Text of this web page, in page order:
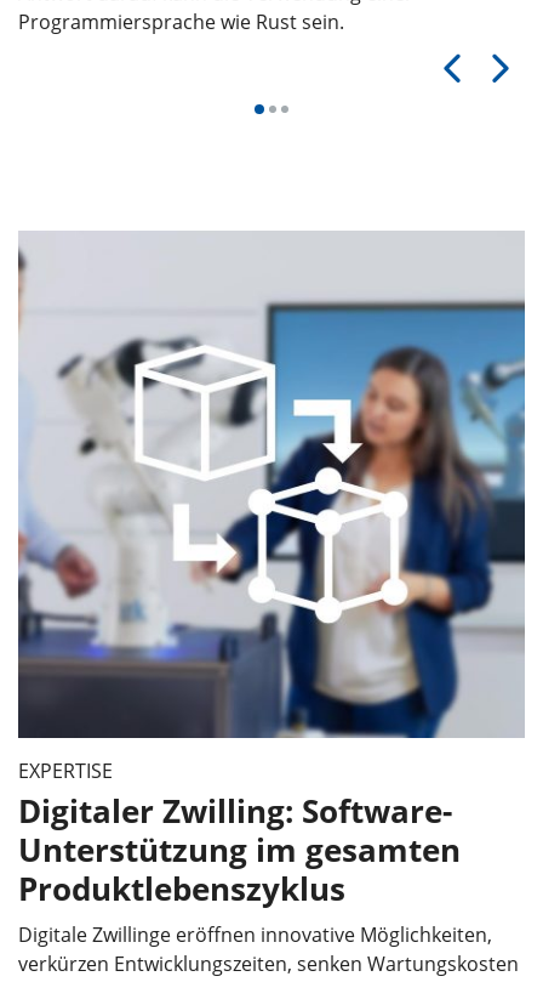
Programmiersprache wie Rust sein.
EXPERTISE
Digitaler Zwilling: Software-
Unterstützung im gesamten
Produktlebenszyklus
Digitale Zwillinge eröffnen innovative Möglichkeiten,
verkürzen Entwicklungszeiten, senken Wartungskosten